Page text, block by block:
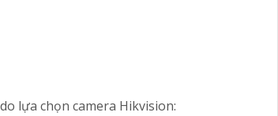
lựa chọn camera Hikvision: